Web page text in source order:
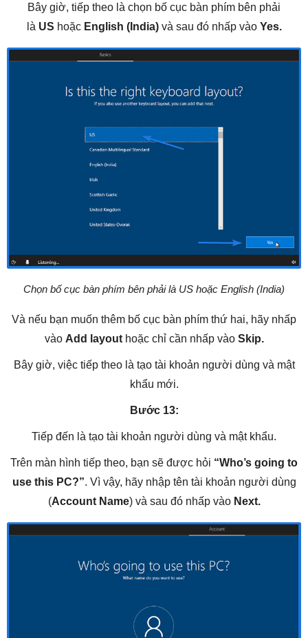
Bây giờ, tiếp theo là chọn bố cục bàn phím bên phải
là US hoặc English (India)và sau đó nhấp vào Yes.
Chọn bố cục bàn phím bên phải là US hoặc English (India)
Và nếu bạn muốn thêm bố cục bàn phím thứ hai, hãy nhấp
vàoAdd layouthoặc chỉ cần nhấp vào Skip.
Bây giờ, việc tiếp theo là tạo tài khoản người dùng và mật
khẩu mới.
Bước 13:
Tiếp đến là tạo tài khoản người dùng và mật khẩu.
Trên màn hình tiếp theo, bạn sẽ được hỏi “Who’s going to
use this PC?”. Vì vậy, hãy nhập tên tài khoản người dùng
(Account Name) và sau đó nhấp vào Next.